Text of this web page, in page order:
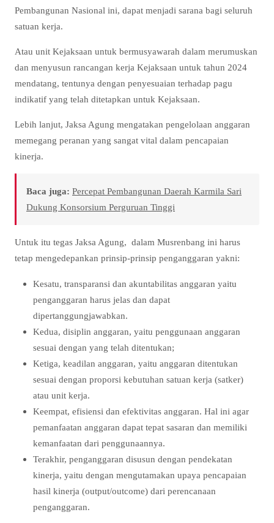
Pembangunan Nasional ini, dapat menjadi sarana bagi seluruh
satuan kerja.
Atau unit Kejaksaan untuk bermusyawarah dalam merumuskan
dan menyusun rancangan kerja Kejaksaan untuk tahun 2024
mendatang, tentunya dengan penyesuaian terhadap pagu
indikatif yang telah ditetapkan untuk Kejaksaan.
Lebih lanjut, Jaksa Agung mengatakan pengelolaan anggaran
memegang peranan yang sangat vital dalam pencapaian
kinerja.
Baca juga: Percepat Pembangunan Daerah Karmila Sari
Dukung Konsorsium Perguruan Tinggi
Untuk itu tegas Jaksa Agung, dalam Musrenbang ini harus
tetap mengedepankan prinsip-prinsip penganggaran yakni:
Kesatu, transparansi dan akuntabilitas anggaran yaitu
penganggaran harus jelas dan dapat
dipertanggungjawabkan.
Kedua, disiplin anggaran, yaitu penggunaan anggaran
sesuai dengan yang telah ditentukan;
Ketiga, keadilan anggaran, yaitu anggaran ditentukan
sesuai dengan proporsi kebutuhan satuan kerja (satker)
atau unit kerja.
Keempat, efisiensi dan efektivitas anggaran. Hal ini agar
pemanfaatan anggaran dapat tepat sasaran dan memiliki
kemanfaatan dari penggunaannya.
Terakhir, penganggaran disusun dengan pendekatan
kinerja, yaitu dengan mengutamakan upaya pencapaian
hasil kinerja (output/outcome) dari perencanaan
penganggaran.